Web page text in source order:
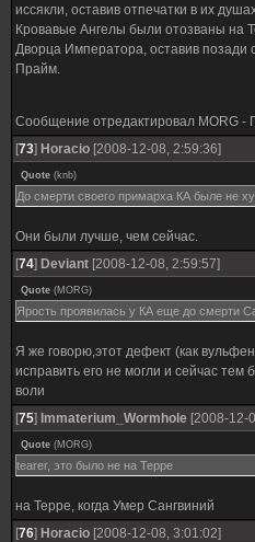
иссякли, оставив отпечатки в их
Кровавые Ангелы были отозваны на
Дворца Императора, оставив
Прайм.
Сообщение отредактировал MORG -
[73] Horacio [2008-12-08, 2:59:36]
Quote (knb)
До смерти своего примарха КА быле не
Они были лучше, чем сейчас.
[74] Deviant [2008-12-08, 2:59:57]
Quote (MORG)
Ярость проявилась у КА еще до смерти
Я же говорю,этот дефект (как
исправить его не могли и сейчас тем
воли
[75] Immaterium_Wormhole [2008-12-
Quote (MORG)
tearer, это было не на Терре
на Терре, когда Умер Сангвиний
[76] Horacio [2008-12-08, 3:01:02]